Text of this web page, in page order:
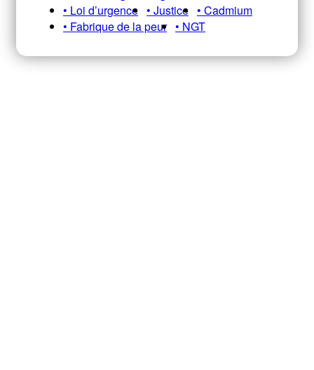
• Loi d’urgence • Justice • Cadmium
• Fabrique de la peur • NGT